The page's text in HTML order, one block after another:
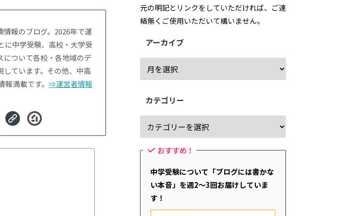
報のブログ。2026年で運
に中学受験、高校・大学受
について各校・各地域のデ
ています。その他、中高
報満載です。⇒運営者情報
元の明記とリンクをしていただければ、ご連
絡無くご使用いただいて構いません。
アーカイブ
カテゴリー
おすすめ！
中学受験について「ブログには書かな
い本音」を週2～3回お届けしていま
す！